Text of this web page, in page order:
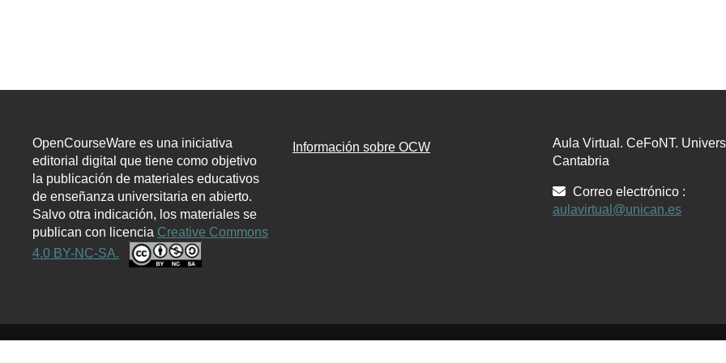
OpenCourseWare es una iniciativa
editorial digital que tiene como objetivo
la publicación de materiales educativos
de enseñanza universitaria en abierto.
Salvo otra indicación, los materiales se
publican con licencia Creative Commons
4.0 BY-NC-SA.
Información sobre OCW
Aula Virtual. CeFoNT.
Cantabria
Correo electrónico :
aulavirtual@unican.es